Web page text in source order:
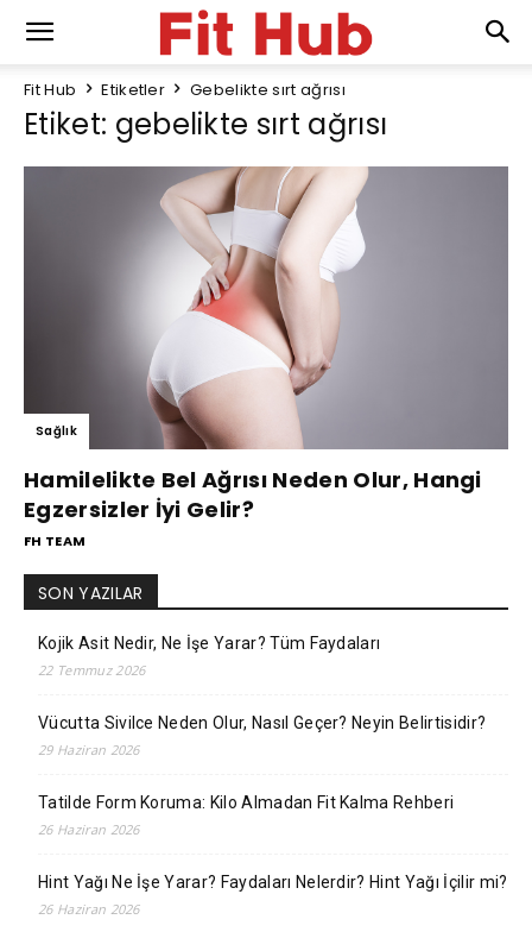
Fit Hub Etiketler Gebelikte sırt ağrısı
Etiket: gebelikte sırt ağrısı
Sağlık
Hamilelikte Bel Ağrısı Neden Olur, Hangi
Egzersizler İyi Gelir?
FH TEAM
SON YAZILAR
Kojik Asit Nedir, Ne İşe Yarar? Tüm Faydaları
22 Temmuz 2026
Vücutta Sivilce Neden Olur, Nasıl Geçer? Neyin Belirtisidir?
29 Haziran 2026
Tatilde Form Koruma: Kilo Almadan Fit Kalma Rehberi
26 Haziran 2026
Hint Yağı Ne İşe Yarar? Faydaları Nelerdir? Hint Yağı İçilir mi?
26 Haziran 2026